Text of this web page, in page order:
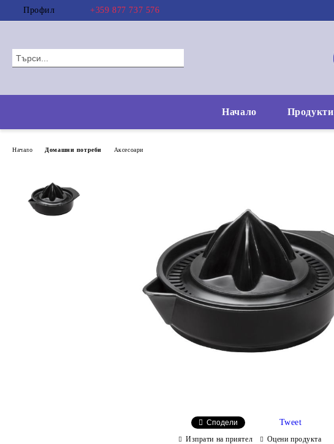
Профил +359 877 737 576
Начало Продукти
Начало Домашни потреби Аксесоари
Сподели Tweet
Изпрати на приятел Оцени продукта